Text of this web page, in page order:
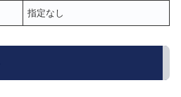
指定なし